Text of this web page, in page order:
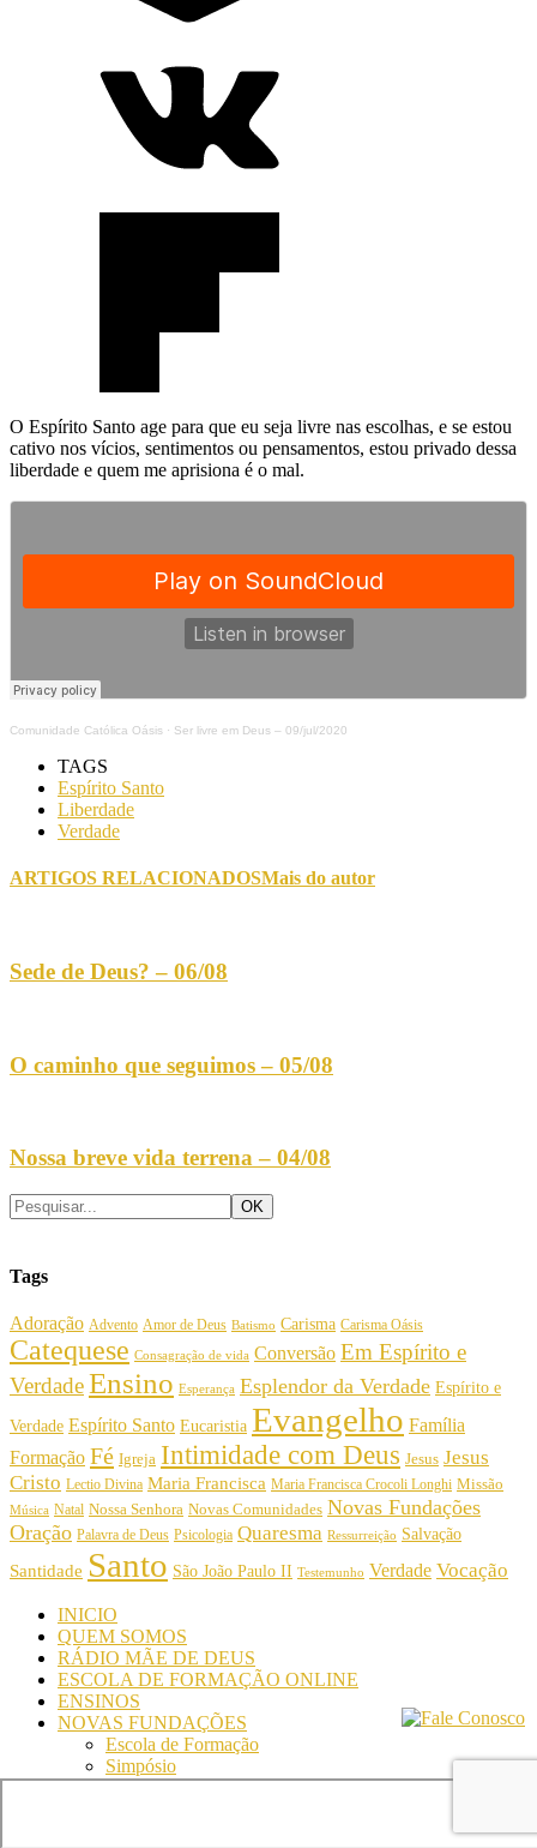
O Espírito Santo age para que eu seja livre nas escolhas, e se estou
cativo nos vícios, sentimentos ou pensamentos, estou privado dessa
liberdade e quem me aprisiona é o mal.
Comunidade Católica Oásis · Ser livre em Deus – 09/jul/2020
TAGS
Espírito Santo
Liberdade
Verdade
ARTIGOS RELACIONADOSMais do autor
Sede de Deus? – 06/08
O caminho que seguimos – 05/08
Nossa breve vida terrena – 04/08
Tags
Adoração Advento Amor de Deus Batismo Carisma Carisma Oásis
Catequese Consagração de vida Conversão Em Espírito e
VerdadeEnsino Esperança Esplendor da Verdade Espírito e
Verdade Espírito Santo Eucaristia Evangelho Família
Formação Fé Igreja Intimidade com Deus Jesus Jesus
Cristo Lectio Divina Maria Francisca Maria Francisca Crocoli Longhi Missão
Música Natal Nossa Senhora Novas Comunidades Novas Fundações
Oração Palavra de Deus Psicologia Quaresma Ressurreição Salvação
Santidade Santo São João Paulo II Testemunho Verdade Vocação
INICIO
QUEM SOMOS
RÁDIO MÃE DE DEUS
ESCOLA DE FORMAÇÃO ONLINE
ENSINOS
NOVAS FUNDAÇÕES
Escola de Formação
Simpósio